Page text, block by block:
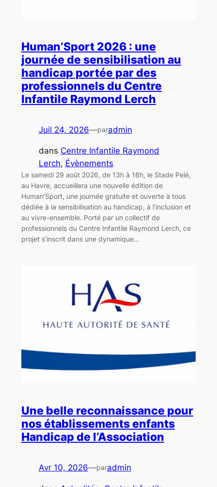
Human’Sport 2026 : une
journée de sensibilisation au
handicap portée par des
professionnels du Centre
Infantile Raymond Lerch
Juil 24, 2026—paradmin
dans Centre Infantile Raymond
Lerch, Évènements
Le samedi 29 août 2026, de 13h à 18h, le Stade Pelé,
au Havre, accueillera une nouvelle édition de
Human’Sport, une journée gratuite et ouverte à tous
dédiée à la sensibilisation au handicap, à l’inclusion et
au vivre-ensemble. Porté par un collectif de
professionnels du Centre Infantile Raymond Lerch, ce
projet s’inscrit dans une dynamique…
Une belle reconnaissance pour
nos établissements enfants
Handicap de l’Association
Avr 10, 2026—paradmin